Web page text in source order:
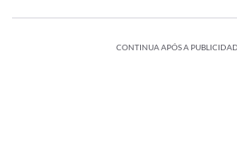
CONTINUA APÓS A